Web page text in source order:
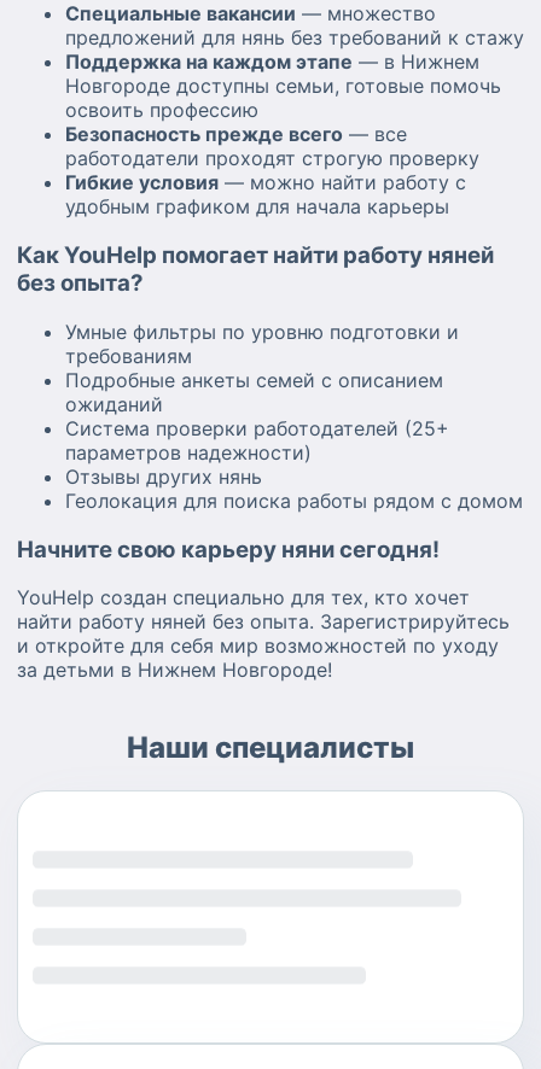
Специальные вакансии — множество
предложений для нянь без требований к стажу
Поддержка на каждом этапе — в Нижнем
Новгороде доступны семьи, готовые помочь
освоить профессию
Безопасность прежде всего — все
работодатели проходят строгую проверку
Гибкие условия — можно найти работу с
удобным графиком для начала карьеры
Как YouHelp помогает найти работу няней
без опыта?
Умные фильтры по уровню подготовки и
требованиям
Подробные анкеты семей с описанием
ожиданий
Система проверки работодателей (25+
параметров надежности)
Отзывы других нянь
Геолокация для поиска работы рядом с домом
Начните свою карьеру няни сегодня!
YouHelp создан специально для тех, кто хочет
найти работу няней без опыта. Зарегистрируйтесь
и откройте для себя мир возможностей по уходу
за детьми в Нижнем Новгороде!
Наши специалисты